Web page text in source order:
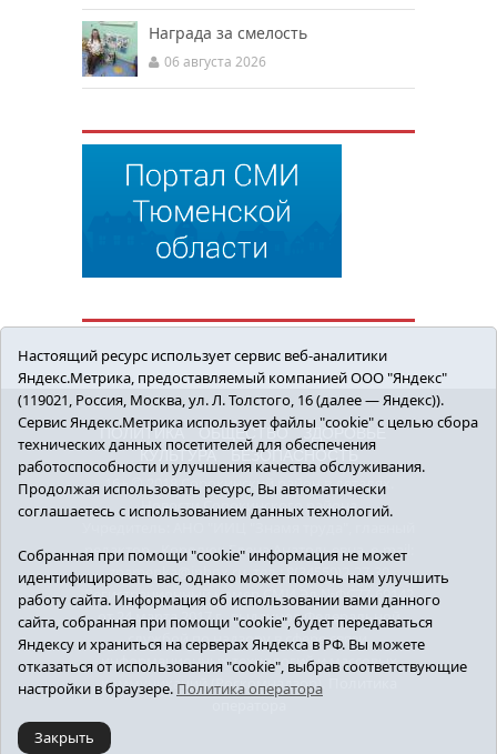
Награда за смелость
06 августа 2026
ПОЛИТИКА ОБЩЕСТВО
ЗДОРОВЬЕ
КУЛЬТУРА
БЕЗОПАСНОСТЬ
16+ © 2018 Сорокинский район в деталях.
Новости Сорокинского района
редактор - Королюк Елена Анатольевна, e-mail:
znamenka@inbox.ru, тел.: 8(34550)2-27-30
Регистрационный номер СМИ Эл №ФС77-69142
от 24 марта 2017 г., выданное Федеральной
службой по надзору в сфере связи,
информационных технологий и массовых
коммуникаций (Роскомнадзор).
Настоящий ресурс использует сервис веб-аналитики
Яндекс.Метрика, предоставляемый компанией ООО "Яндекс"
(119021, Россия, Москва, ул. Л. Толстого, 16 (далее — Яндекс)).
Сервис Яндекс.Метрика использует файлы "cookie" с целью сбора
технических данных посетителей для обеспечения
работоспособности и улучшения качества обслуживания.
Продолжая использовать ресурс, Вы автоматически
соглашаетесь с использованием данных технологий.
Собранная при помощи "cookie" информация не может
идентифицировать вас, однако может помочь нам улучшить
работу сайта. Информация об использовании вами данного
сайта, собранная при помощи "cookie", будет передаваться
Яндексу и храниться на серверах Яндекса в РФ. Вы можете
отказаться от использования "cookie", выбрав соответствующие
настройки в браузере. Политика оператора
Закрыть